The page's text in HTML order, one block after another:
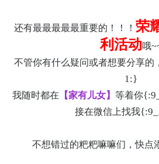
还有最最最最最重要的！！！ 荣
利活动哦
不管你有什么疑问或者想要分享的
1:}
我随时都在 【家有儿女】 等着你
接在微信上找我
不想错过的粑粑嘛嘛们，快点